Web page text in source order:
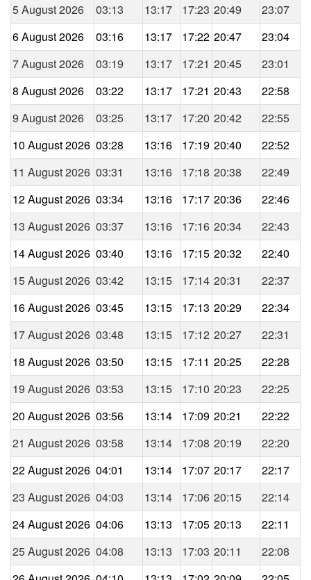
5 August 2026
03:13 13:17 17:23 20:49
23:07
6 August 2026
03:16 13:17 17:22 20:47
23:04
7 August 2026
03:19 13:17 17:21 20:45
23:01
8 August 2026
03:22 13:17 17:21 20:43
22:58
9 August 2026
03:25 13:17 17:20 20:42
22:55
10 August 2026 03:28 13:16 17:19 20:40
22:52
11 August 2026 03:31 13:16 17:18 20:38
22:49
12 August 2026 03:34 13:16 17:17 20:36
22:46
13 August 2026 03:37 13:16 17:16 20:34
22:43
14 August 2026 03:40 13:16 17:15 20:32
22:40
15 August 2026 03:42 13:15 17:14 20:31
22:37
16 August 2026 03:45 13:15 17:13 20:29
22:34
17 August 2026 03:48 13:15 17:12 20:27
22:31
18 August 2026 03:50 13:15 17:11 20:25
22:28
19 August 2026 03:53 13:15 17:10 20:23
22:25
20 August 2026 03:56 13:14 17:09 20:21
22:22
21 August 2026 03:58 13:14 17:08 20:19
22:20
22 August 2026 04:01 13:14 17:07 20:17
22:17
23 August 2026 04:03 13:14 17:06 20:15
22:14
24 August 2026 04:06 13:13 17:05 20:13
22:11
25 August 2026 04:08 13:13 17:03 20:11
22:08